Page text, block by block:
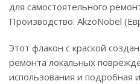
для самостоятельного
Производство: AkzoNobel
Этот флакон с краской
ремонта локальных
использования и подробная